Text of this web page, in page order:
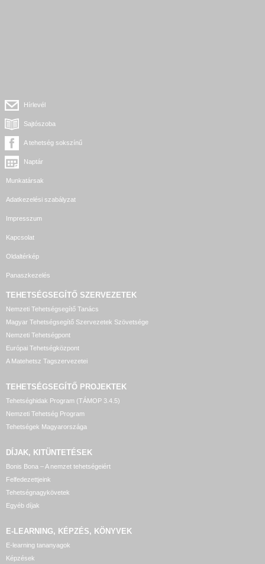
Hírlevél
Sajtószoba
A tehetség sokszínű
Naptár
Munkatársak
Adatkezelési szabályzat
Impresszum
Kapcsolat
Oldaltérkép
Panaszkezelés
TEHETSÉGSEGÍTŐ SZERVEZETEK
Nemzeti Tehetségsegítő Tanács
Magyar Tehetségsegítő Szervezetek Szövetsége
Nemzeti Tehetségpont
Európai Tehetségközpont
A Matehetsz Tagszervezetei
TEHETSÉGSEGÍTŐ PROJEKTEK
Tehetséghidak Program (TÁMOP 3.4.5)
Nemzeti Tehetség Program
Tehetségek Magyarországa
DÍJAK, KITÜNTETÉSEK
Bonis Bona – A nemzet tehetségeiért
Felfedezettjeink
Tehetségnagykövetek
Egyéb díjak
E-LEARNING, KÉPZÉS, KÖNYVEK
E-learning tananyagok
Képzések